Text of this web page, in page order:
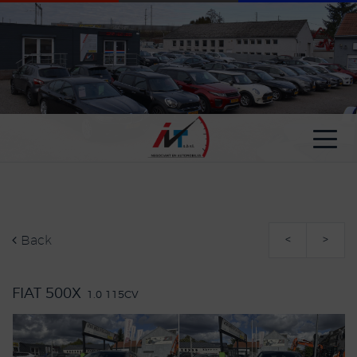
Back < >
FIAT 500X 1.0 115CV
Cookies management panel